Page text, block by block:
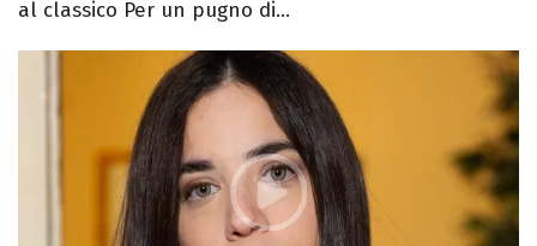
al classico Per un pugno di...